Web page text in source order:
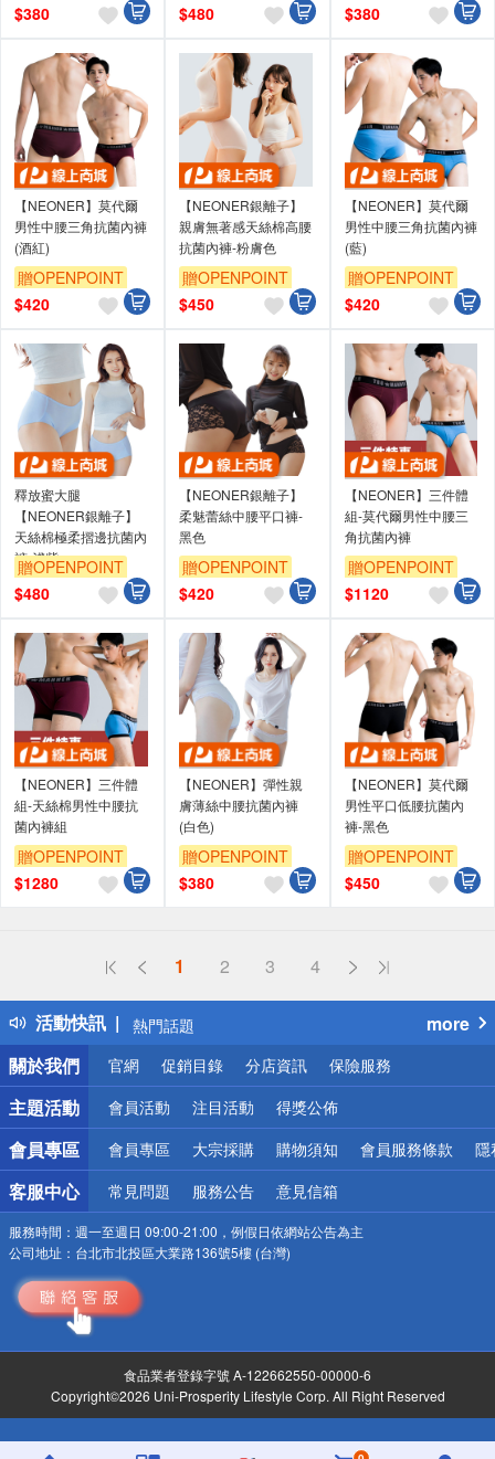
訂單滿699享9折
$380
訂單滿699享9折
$480
贈OPENPOINT
$380
【NEONER】莫代爾
男性中腰三角抗菌內褲
(酒紅)
贈OPENPOINT
訂單滿699享9折
$420
【NEONER銀離子】
親膚無著感天絲棉高腰
抗菌內褲-粉膚色
贈OPENPOINT
訂單滿699享9折
$450
【NEONER】莫代爾
男性中腰三角抗菌內褲
(藍)
贈OPENPOINT
訂單滿699享9折
$420
釋放蜜大腿
【NEONER銀離子】
天絲棉極柔摺邊抗菌內
褲-淺紫
贈OPENPOINT
訂單滿699享9折
$480
【NEONER銀離子】
柔魅蕾絲中腰平口褲-
黑色
贈OPENPOINT
訂單滿699享9折
$420
【NEONER】三件體
組-莫代爾男性中腰三
角抗菌內褲
贈OPENPOINT
訂單滿699享9折
$1120
【NEONER】三件體
組-天絲棉男性中腰抗
菌內褲組
贈OPENPOINT
訂單滿699享9折
$1280
【NEONER】彈性親
膚薄絲中腰抗菌內褲
(白色)
贈OPENPOINT
訂單滿699享9折
$380
【NEONER】莫代爾
男性平口低腰抗菌內
褲-黑色
贈OPENPOINT
訂單滿699享9折
$450
1 2 3 4
活動快訊
詐騙網頁！請小心！
得獎公告
熱門話題
銀行優惠
偏遠地區配送
詐騙網頁！請小心！
more
關於我們
官網 促銷目錄 分店資訊 保險服務
主題活動 會員活動 注目活動 得獎公佈
會員專區 會員專區 大宗採購 購物須知 會員服務條款 隱
客服中心 常見問題 服務公告 意見信箱
服務時間： 週一至週日 09:00-21:00，例假日依網站公告為主
公司地址： 台北市北投區大業路136號5樓 (台灣)
食品業者登錄字號 A-122662550-00000-6
Copyright©2026 Uni-Prosperity Lifestyle Corp. All Right Reserved